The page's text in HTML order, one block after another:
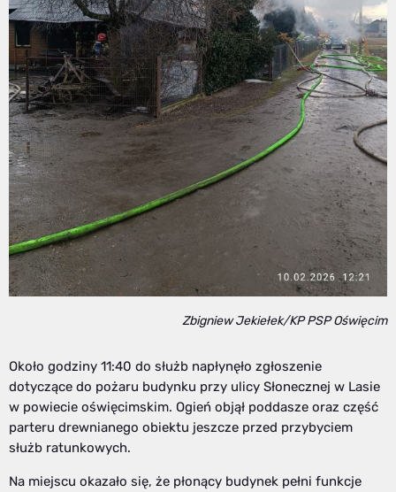
Zbigniew Jekiełek/KP PSP Oświęcim
Około godziny 11:40 do służb napłynęło zgłoszenie
dotyczące do pożaru budynku przy ulicy Słonecznej w Lasie
w powiecie oświęcimskim. Ogień objął poddasze oraz część
parteru drewnianego obiektu jeszcze przed przybyciem
służb ratunkowych.
Na miejscu okazało się, że płonący budynek pełni funkcje